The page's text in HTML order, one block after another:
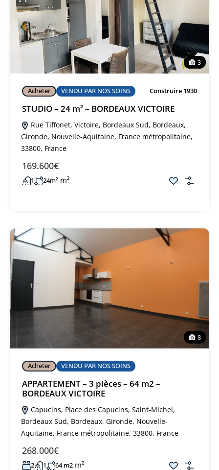
3
Acheter VENDU PAR NOS SOINS Construire 1930
STUDIO – 24 m² – BORDEAUX VICTOIRE
Rue Tiffonet, Victoire, Bordeaux Sud, Bordeaux,
Gironde, Nouvelle-Aquitaine, France métropolitaine,
33800, France
169.600€
1 24m² m²
8
Acheter VENDU PAR NOS SOINS
APPARTEMENT – 3 pièces – 64 m2 –
BORDEAUX VICTOIRE
Capucins, Place des Capucins, Saint-Michel,
Bordeaux Sud, Bordeaux, Gironde, Nouvelle-
Aquitaine, France métropolitaine, 33800, France
268.000€
2 1 64 m2 m²